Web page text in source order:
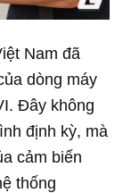
Nam đã
dòng máy
Đây không
định kỳ, mà
cảm biến
thống